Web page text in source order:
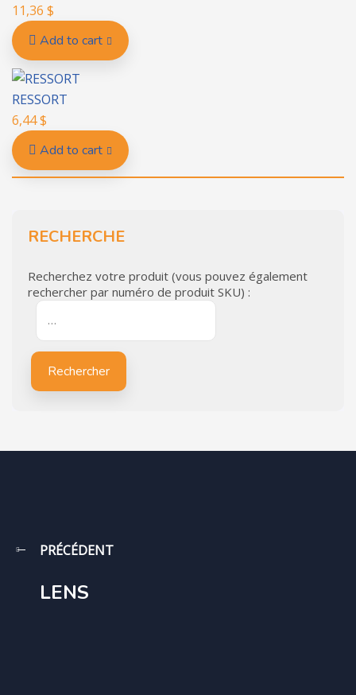
11,36 $
Add to cart
RESSORT
6,44$
Add to cart
RECHERCHE
Recherchez votre produit (vous pouvez également
rechercher par numéro de produit SKU) :
Rechercher
PRÉCÉDENT
LENS